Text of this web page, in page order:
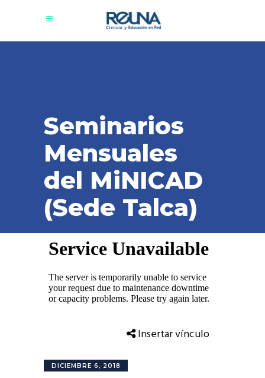
Seminarios
Mensuales
del MiNICAD
(Sede Talca)
Insertar vínculo
DICIEMBRE 6, 2018